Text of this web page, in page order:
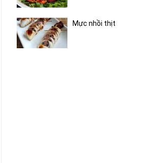
Mực nhồi thịt